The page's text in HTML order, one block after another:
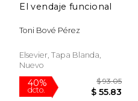
El vendaje funcional
Toni Bové Pérez
Elsevier, Tapa Blanda,
Nuevo